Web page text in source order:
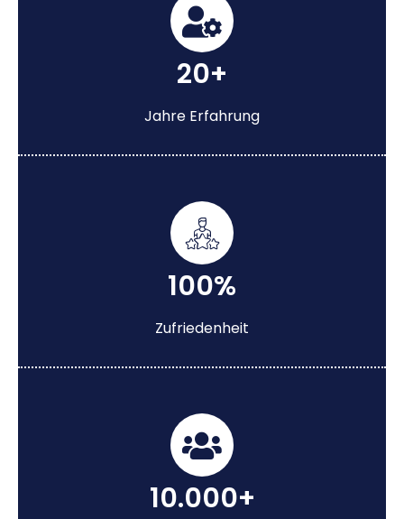
20+
Jahre Erfahrung
100%
Zufriedenheit
10.000+